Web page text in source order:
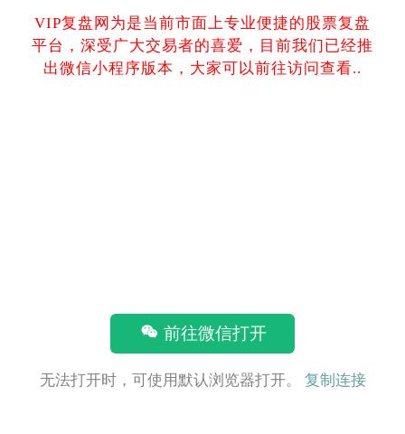
VIP复盘网为是当前市面上专业便捷的股票复盘
平台，深受广大交易者的喜爱，目前我们已经推
出微信小程序版本，大家可以前往访问查看..
前往微信打开
无法打开时，可使用默认浏览器打开。 复制连接